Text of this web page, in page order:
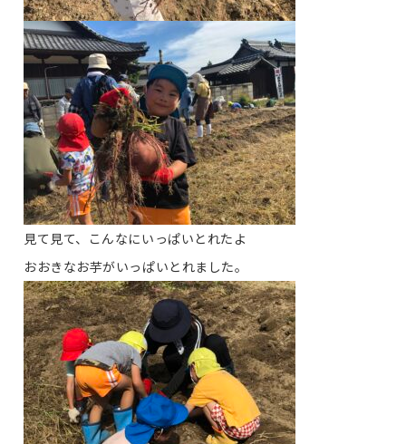
見て見て、こんなにいっぱいとれたよ
おおきなお芋がいっぱいとれました。